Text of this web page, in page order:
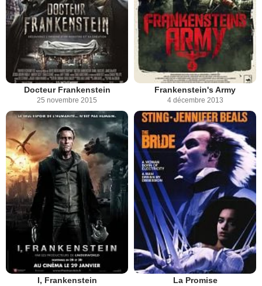
Docteur Frankenstein
25 novembre 2015
Frankenstein's Army
4 décembre 2013
I, Frankenstein La Promise